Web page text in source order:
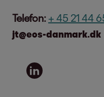
Telefon: + 45 21 44
jt@eos-danmark.dk